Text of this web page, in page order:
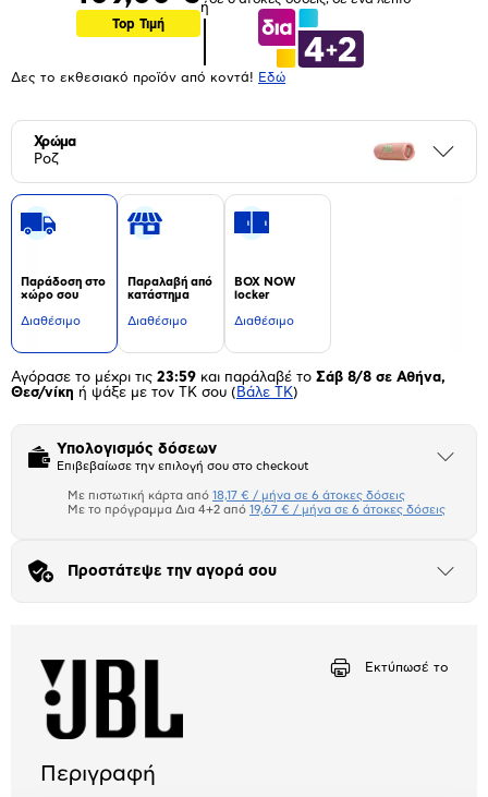
Top Τιμή
ή
Δες το εκθεσιακό προϊόν από κοντά! Eδώ
Χρώμα
Ροζ
Παράδοση στο
χώρο σου
Διαθέσιμο
Παραλαβή από
κατάστημα
Διαθέσιμο
BOX NOW
locker
Διαθέσιμο
Αγόρασε το μέχρι τις 23:59 και παράλαβέ το Σάβ 8/8 σε Αθήνα,
Θεσ/νίκη ή ψάξε με τον ΤΚ σου ( Βάλε ΤΚ)
Υπολογισμός δόσεων
Επιβεβαίωσε την επιλογή σου στο checkout
Άνοιξε
Πιστωτική κάρτα
Με πιστωτική κάρτα από 18,17 € / μήνα σε 6 άτοκες δόσεις
Με το πρόγραμμα Δια 4+2 από 19,67 € / μήνα σε 6 άτοκες δόσεις
Προστάτεψε την αγορά σου
Άνοιξε
Εκτύπωσέ το
Περιγραφή